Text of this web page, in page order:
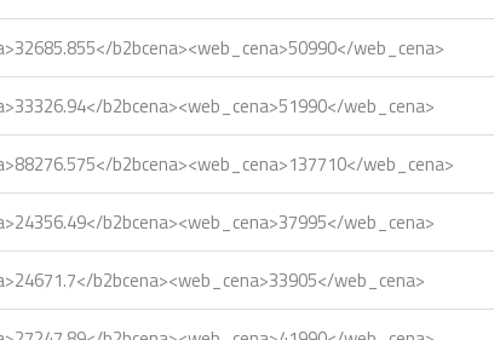
b2bcena><web_cena>50990</web_cena>
b2bcena><web_cena>51990</web_cena>
b2bcena><web_cena>137710</web_cena>
b2bcena><web_cena>37995</web_cena>
b2bcena><web_cena>33905</web_cena>